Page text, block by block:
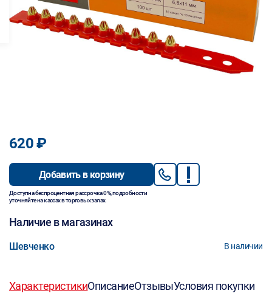
620 ₽
Добавить в корзину
Доступна беспроцентная рассрочка 0%, подробности
уточняйте на кассах в торговых залах.
Наличие в магазинах
Шевченко В наличии
ХарактеристикиОписаниеОтзывыУсловия покупки